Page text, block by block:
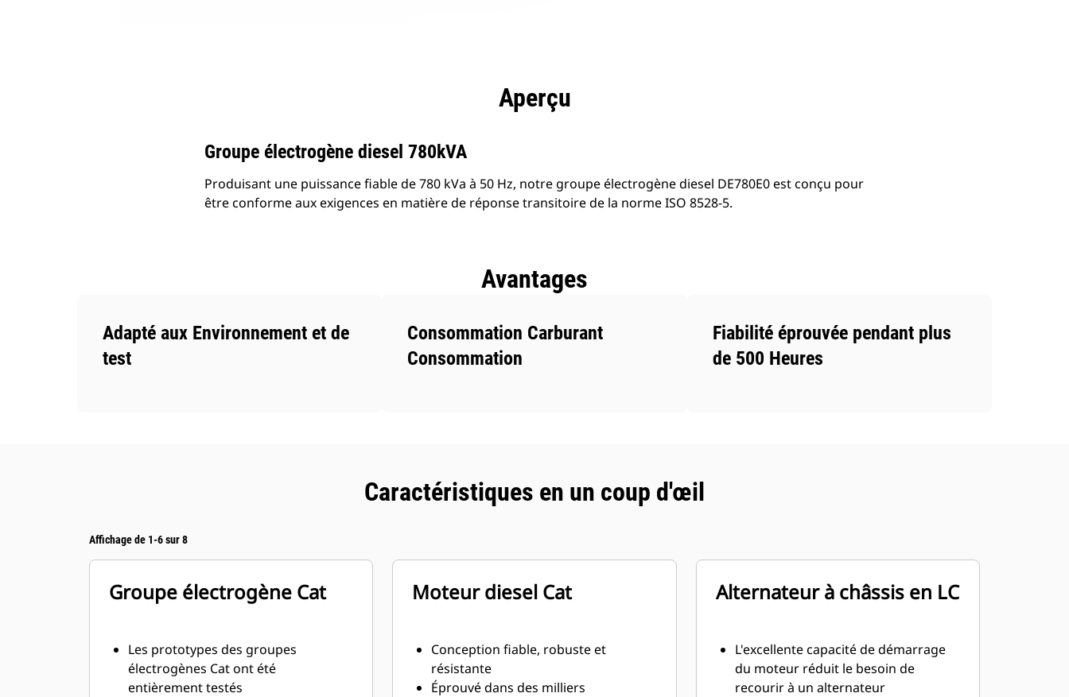
Spécifications
de produits
Aperçu
Groupe électrogène diesel 780kVA
Produisant une puissance fiable de 780 kVa à 50 Hz, notre groupe électrogène diesel DE780E0 est conçu pour
être conforme aux exigences en matière de réponse transitoire de la norme ISO 8528-5.
Avantages
Adapté aux Environnement et de
test
Consommation Carburant
Consommation
Fiabilité éprouvée pendant plus
de 500 Heures
Caractéristiques en un coup d'œil
Affichage de 1-6 sur 8
Groupe électrogène Cat
Les prototypes des groupes
électrogènes Cat ont été
entièrement testés
Moteur diesel Cat
Conception fiable, robuste et
résistante
Éprouvé dans des milliers
Alternateur à châssis en LC
L'excellente capacité de démarrage
du moteur réduit le besoin de
recourir à un alternateur